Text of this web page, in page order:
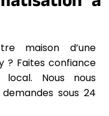
maison d’une
? Faites confiance
Nous nous
sous 24